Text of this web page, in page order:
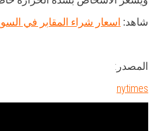
شاهد: اسعار شراء المقابر في
المصدر:
nytimes